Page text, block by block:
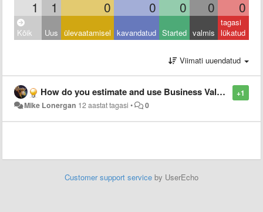
1 1 0 0 0 0 0
Kõik Uus ülevaatamisel kavandatud Started valmis
tagasi
lükatud
Viimati uuendatud
+1
How do you estimate and use Business Value in your Backlog?
Mike Lonergan 12 aastat tagasi • 0
Customer support service by UserEcho